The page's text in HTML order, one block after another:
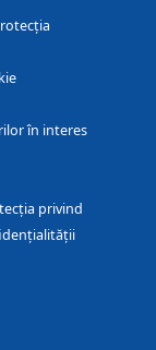
în interes
privind